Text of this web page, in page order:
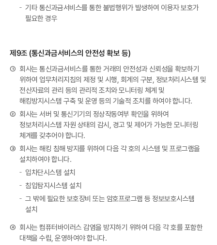
기타 통신과금서비스를 통한 불법행위가 발생하여 이용자 보호가
필요한 경우
제9조 (통신과금서비스의 안전성 확보 등)
① 회사는 통신과금서비스를 통한 거래의 안전성과 신뢰성을 확보하기
위하여 업무처리지침의 제정 및 시행, 회계의 구분, 정보처리시스템 및
전산자료의 관리 등의 관리적 조치와 모니터링 체계 및
해킹방지시스템 구축 및 운영 등의 기술적 조치를 하여야 합니다.
② 회사는 서버 및 통신기기의 정상작동여부 확인을 위하여
정보처리시스템 자원 상태의 감시, 경고 및 제어가 가능한 모니터링
체계를 갖추어야 합니다.
③ 회사는 해킹 침해 방지를 위하여 다음 각 호의 시스템 및 프로그램을
설치하여야 합니다.
입차단시스템 설치
침입탐지시스템 설치
그 밖에 필요한 보호장비 또는 암호프로그램 등 정보보호시스템
설치
④ 회사는 컴퓨터바이러스 감염을 방지하기 위하여 다음 각 호를 포함한
대책을 수립, 운영하여야 합니다.